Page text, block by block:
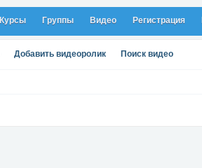
Курсы Группы Видео Регистрация
Добавить видеоролик Поиск видео